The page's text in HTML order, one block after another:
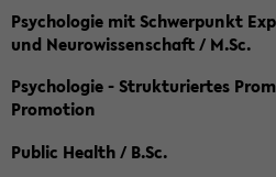
Psychologie mit Schwerpunkt
und Neurowissenschaft / M.Sc.
Psychologie - Strukturiertes
Promotion
Public Health / B.Sc.